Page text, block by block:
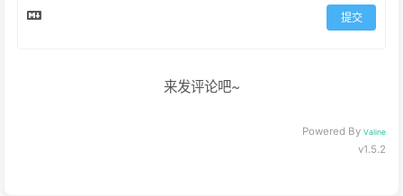
提交
来发评论吧~
Powered By Valine
v1.5.2